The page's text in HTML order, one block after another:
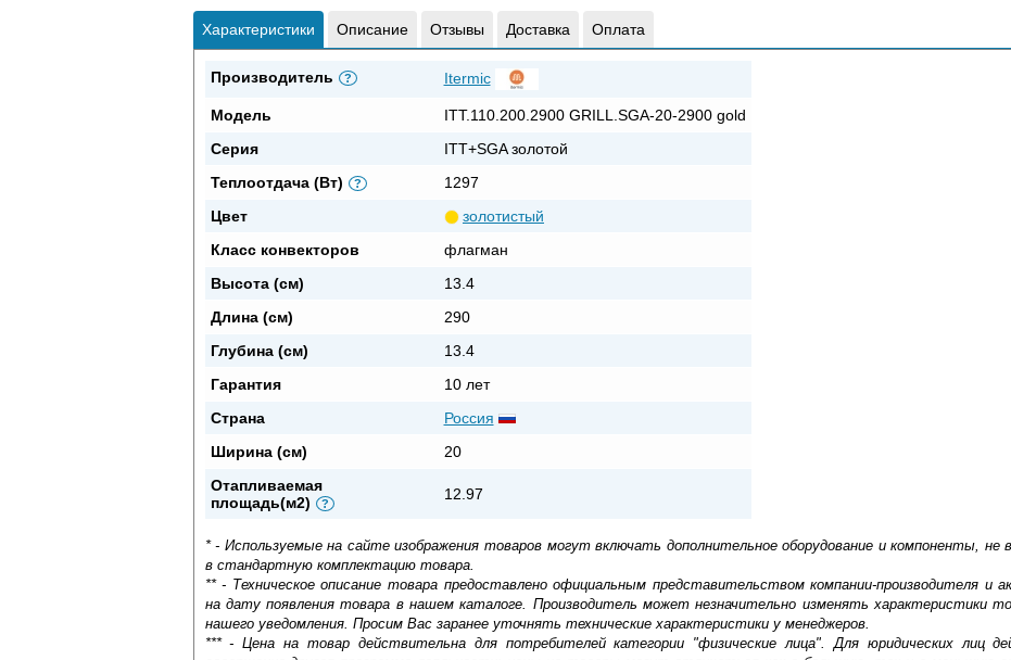
Характеристики Описание Отзывы Доставка Оплата
Производитель ? Itermic
Модель
ITT.110.200.2900 GRILL.SGA-20-2900 gold
Серия
ITT+SGA золотой
Теплоотдача (Вт)
?
1297
Цвет
золотистый
Класс конвекторов
флагман
Высота (см)
13.4
Длина (см)
290
Глубина (см)
13.4
Гарантия
10 лет
Страна
Россия
Ширина (см)
20
Отапливаемая
площадь(м2)
?
12.97
* - Используемые на сайте изображения товаров могут включать дополнительное оборудование и компоненты, не
в стандартную комплектацию товара.
** - Техническое описание товара предоставлено официальным представительством компании-производителя и
на дату появления товара в нашем каталоге. Производитель может незначительно изменять характеристики
нашего уведомления. Просим Вас заранее уточнять технические характеристики у менеджеров.
*** - Цена на товар действительна для потребителей категории "физические лица". Для юридических лиц